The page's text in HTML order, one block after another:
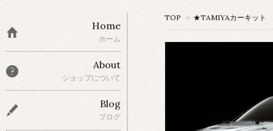
TOP > ★TAMIYAカーキット
Home
ホーム
About
ショップについて
Blog
ブログ